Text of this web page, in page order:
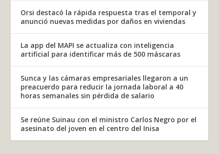
Orsi destacó la rápida respuesta tras el temporal y
anunció nuevas medidas por daños en viviendas
La app del MAPI se actualiza con inteligencia
artificial para identificar más de 500 máscaras
Sunca y las cámaras empresariales llegaron a un
preacuerdo para reducir la jornada laboral a 40
horas semanales sin pérdida de salario
Se reúne Suinau con el ministro Carlos Negro por el
asesinato del joven en el centro del Inisa